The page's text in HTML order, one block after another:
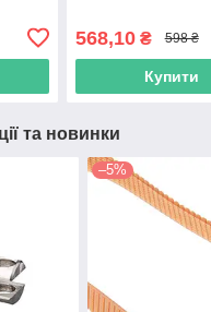
568,10₴ 598 ₴
Купити
та новинки
–5%